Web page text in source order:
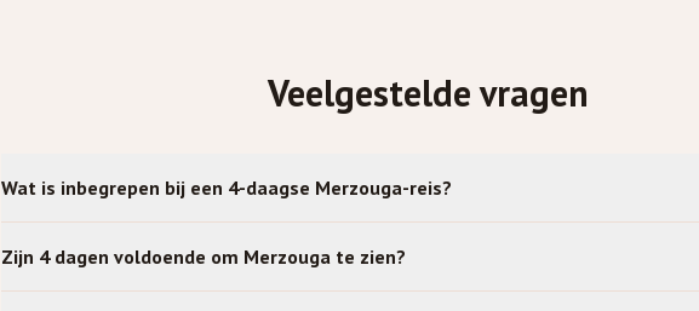
Veelgestelde vragen
Wat is inbegrepen bij een 4-daagse Merzouga-reis?
Zijn 4 dagen voldoende om Merzouga te zien?